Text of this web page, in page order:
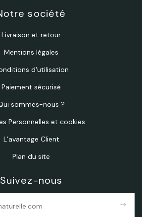
société
Livraison et retour
Mentions légales
d'utilisation
Paiement sécurisé
sommes-nous ?
Personnelles et cookies
L’avantage Client
Plan du site
Suivez-nous
east